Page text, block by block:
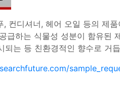
컨디셔너, 헤어 오일 등의 제
하는 식물성 성분이 함유된
는 등 친환경적인 향수로 거